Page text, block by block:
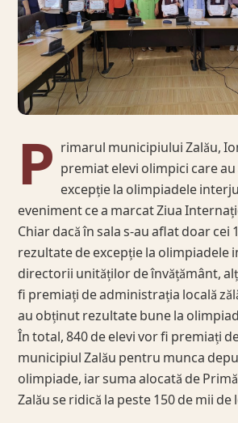
P rimarul municipiului Zalău,
premiat elevi olimpici care
excepție la olimpiadele
eveniment ce a marcat Ziua
Chiar dacă în sala s-au aflat doar cei
rezultate de excepție la olimpiadele
directorii unităților de învățământ,
fi premiați de administrația locală
au obținut rezultate bune la
În total, 840 de elevi vor fi premiați
municipiul Zalău pentru munca
olimpiade, iar suma alocată de
Zalău se ridică la peste 150 de mii de